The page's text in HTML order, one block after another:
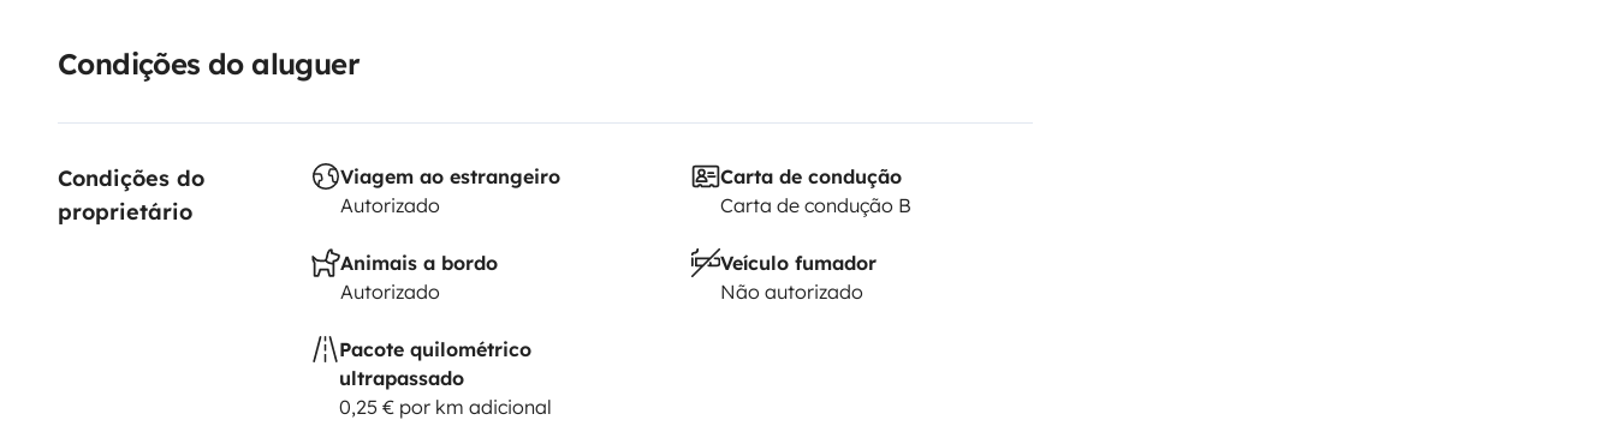
Condições do aluguer
Condições do
proprietário
Viagem ao estrangeiro
Autorizado
Carta de condução
Carta de condução B
Animais a bordo
Autorizado
Veículo fumador
Não autorizado
Pacote quilométrico
ultrapassado
0,25 € por km adicional